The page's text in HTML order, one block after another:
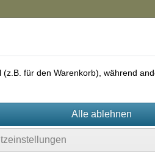
für den Warenkorb), während